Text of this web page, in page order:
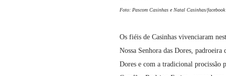
Foto: Pascom Casinhas e Natal Casinhas/facebook
Os fiéis de Casinhas vivenciaram
Nossa Senhora das Dores,
Dores e com a tradicional procissão